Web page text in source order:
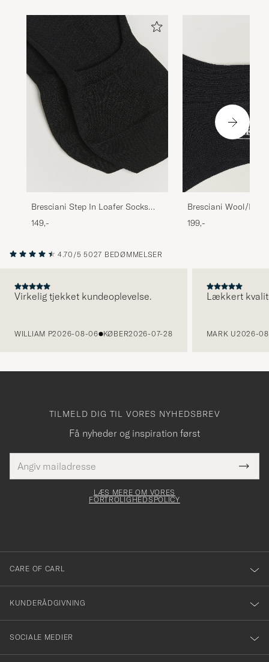
Bresciani Step In Loafer Socks
Black
149,-
Bresciani Wool/
Short Socks Black
199,-
4.70/5 5027 BEDØMMELSER
Virkelig tjekket kundeoplevelse.
WILLIAM P2026-08-06 KØBER2026-07-28
Lækkert
MARK U2026-
TILMELD DIG TIL VORES NYHEDSBREV
Få nyheder og inspiration først
mailadresse
skal
Tack
för
dig
till
vårt
nyhetsbrev!
LÆS MERE OM VORES
FORTROLIGHEDSPOLICY
CARE OF CARL
KUNDERÅDGIVNING
SOCIALE MEDIER